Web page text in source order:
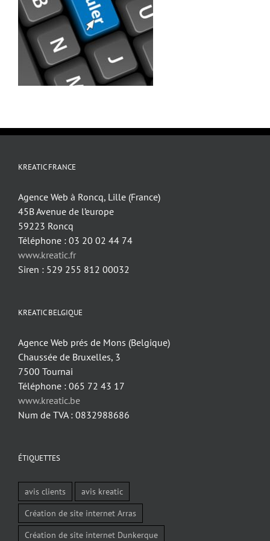
KREATIC FRANCE
Agence Web à Roncq, Lille (France)
45B Avenue de l’europe
59223 Roncq
Téléphone : 03 20 02 44 74
www.kreatic.fr
Siren : 529 255 812 00032
KREATIC BELGIQUE
Agence Web prés de Mons (Belgique)
Chaussée de Bruxelles, 3
7500 Tournai
Téléphone : 065 72 43 17
www.kreatic.be
Num de TVA : 0832988686
ÉTIQUETTES
avis clients
avis kreatic
Création de site internet Arras
Création de site internet Dunkerque